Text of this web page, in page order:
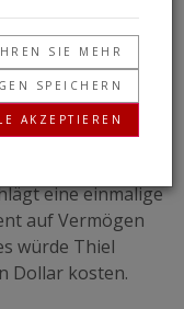
Timesvom 28. Mai
Peter
Argentinien,
von
eine einmalige
auf Vermögen
würde Thiel
Dollar kosten.
SIE MEHR
SPEICHERN
AKZEPTIEREN